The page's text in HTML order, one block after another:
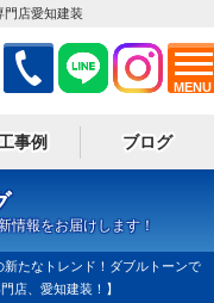
MENU
門店愛知建装
事例 ブログ
情報をお届けします！
新たなトレンド！ダブルトーンで
店、愛知建装！】